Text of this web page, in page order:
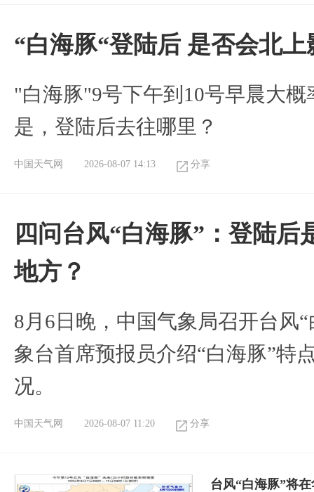
“白海豚“登陆后 是否会北
"白海豚"9号下午到10号早晨大
是，登陆后去往哪里？
中国天气网 2026-08-07 14:13 分享
四问台风“白海豚”：登陆
地方？
8月6日晚，中国气象局召开台风
象台首席预报员介绍“白海豚”特
况。
中国天气网 2026-08-07 11:20 分享
台风“白海豚”将